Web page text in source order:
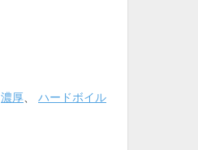
濃厚、 ハードボイル